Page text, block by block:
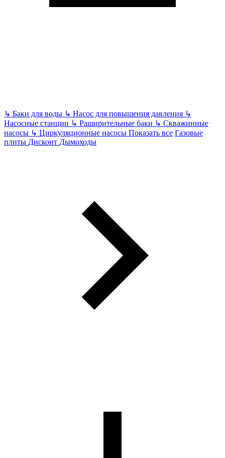
↳ Баки для воды ↳ Насос для повышения давления ↳
Насосные станции ↳ Раширительные баки ↳ Скважинные
насосы ↳ Циркуляционные насосы Показать все Газовые
плиты Дисконт Дымоходы